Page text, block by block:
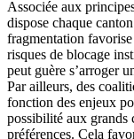
Associée aux
dispose chaque
fragmentation
risques de blocage
peut guère s’arroger
Par ailleurs, des
fonction des enjeux
possibilité aux grands
préférences. Cela